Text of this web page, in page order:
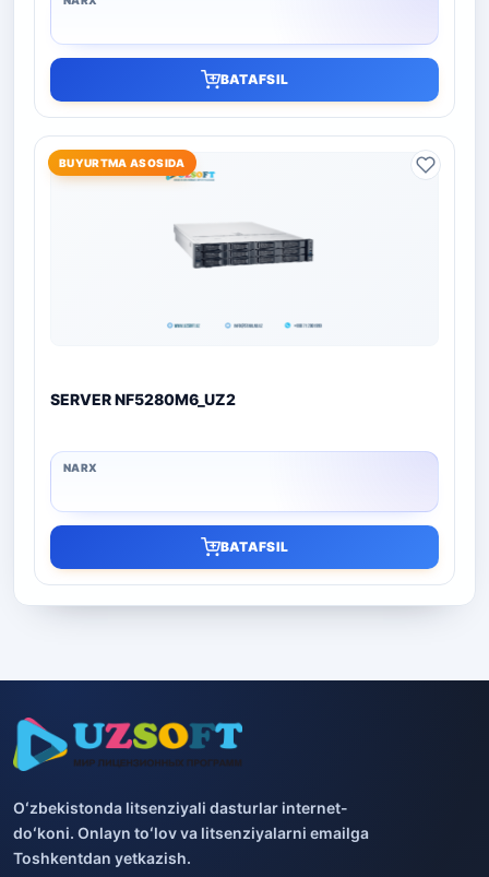
BATAFSIL
BUYURTMA ASOSIDA
SERVER NF5280M6_UZ2
BATAFSIL
Oʻzbekistonda litsenziyali dasturlar internet-
doʻkoni. Onlayn toʻlov va litsenziyalarni emailga
Toshkentdan yetkazish.